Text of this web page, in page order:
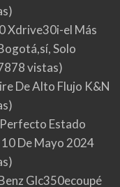
Xdrive30i-el Más
Solo
vistas)
De Alto Flujo K&N
Estado
De Mayo 2024
Glc350ecoupé